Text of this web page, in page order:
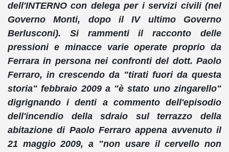
dell'INTERNO con delega per i servizi civili (nel
Governo Monti, dopo il IV ultimo Governo
Berlusconi). Si rammenti il racconto delle
pressioni e minacce varie operate proprio da
Ferrara in persona nei confronti del dott. Paolo
Ferraro, in crescendo da "tirati fuori da questa
storia" febbraio 2009 a "è stato uno zingarello"
digrignando i denti a commento dell'episodio
dell'incendio della sdraio sul terrazzo della
abitazione di Paolo Ferraro appena avvenuto il
21 maggio 2009, a "non usare il cervello non